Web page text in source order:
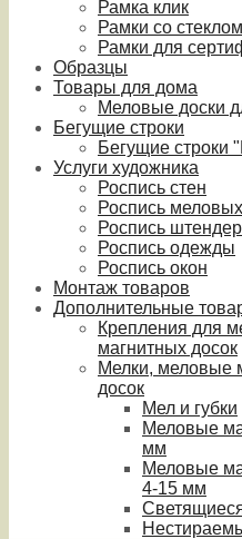
Рамка клик
Рамки со стеклом
Рамки для
Образцы
Товары для дома
Меловые доски
Бегущие строки
Бегущие строки
Услуги художника
Роспись стен
Роспись
Роспись
Роспись одежды
Роспись окон
Монтаж товаров
Дополнительные
Крепления для
магнитных досок
Мелки, меловые
досок
Мел и губки
Меловые
мм
Меловые
4-15 мм